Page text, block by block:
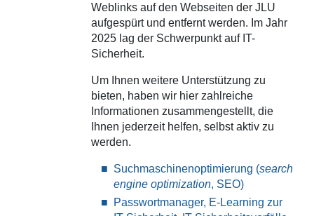
Weblinks auf den Webseiten der JLU
aufgespürt und entfernt werden. Im Jahr
2025 lag der Schwerpunkt auf IT-
Sicherheit.
Um Ihnen weitere Unterstützung zu
bieten, haben wir hier zahlreiche
Informationen zusammengestellt, die
Ihnen jederzeit helfen, selbst aktiv zu
werden.
Suchmaschinenoptimierung (search
engine optimization, SEO)
Passwortmanager, E-Learning zur